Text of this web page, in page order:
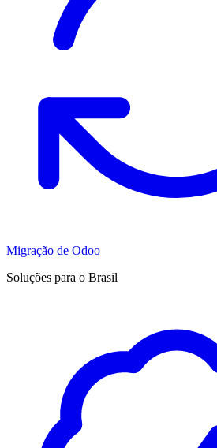
Migração de Odoo
Soluções para o Brasil